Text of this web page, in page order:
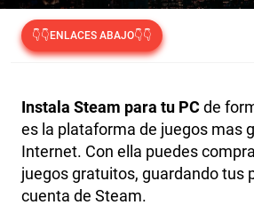
👇👇ENLACES ABAJO👇👇
Instala Steam para tu PC de
es la plataforma de juegos mas
Internet. Con ella puedes
juegos gratuitos, guardando tus
cuenta de Steam.